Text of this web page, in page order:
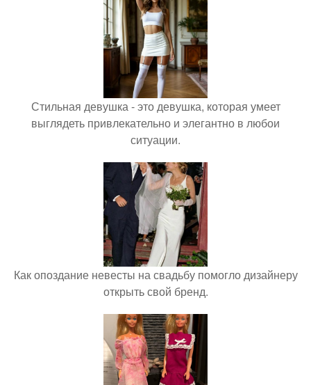
Стильная девушка - это девушка, которая умеет
выглядеть привлекательно и элегантно в любои
ситуации.
Как опоздание невесты на свадьбу помогло дизайнеру
открыть свой бренд.